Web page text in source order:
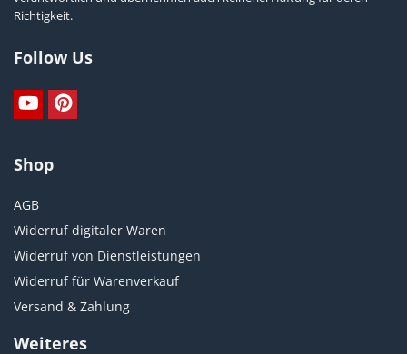
Richtigkeit.
Follow Us
Shop
AGB
Widerruf digitaler Waren
Widerruf von Dienstleistungen
Widerruf für Warenverkauf
Versand & Zahlung
Weiteres